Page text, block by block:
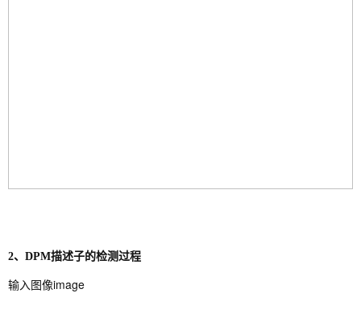
2、DPM描述子的检测过程
输入图像image